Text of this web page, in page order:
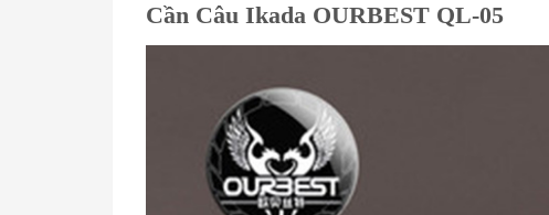
Cần Câu Ikada OURBEST QL-05